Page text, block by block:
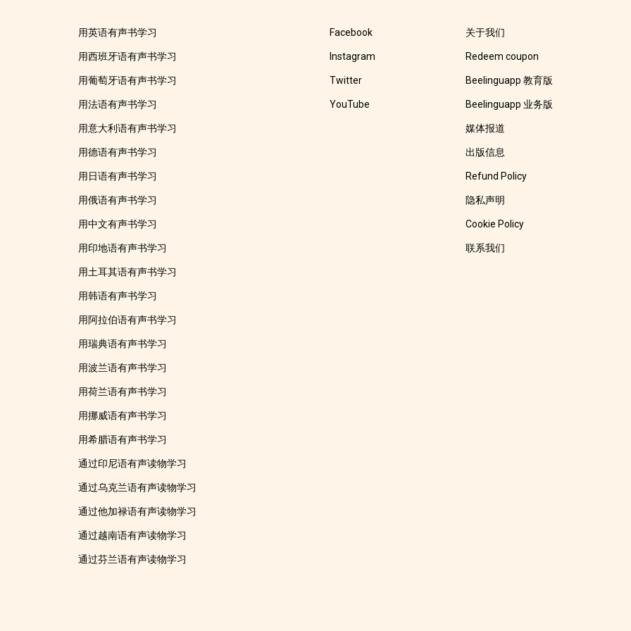
用英语有声书学习
用西班牙语有声书学习
用葡萄牙语有声书学习
用法语有声书学习
用意大利语有声书学习
用德语有声书学习
用日语有声书学习
用俄语有声书学习
用中文有声书学习
用印地语有声书学习
用土耳其语有声书学习
用韩语有声书学习
用阿拉伯语有声书学习
用瑞典语有声书学习
用波兰语有声书学习
用荷兰语有声书学习
用挪威语有声书学习
用希腊语有声书学习
通过印尼语有声读物学习
通过乌克兰语有声读物学习
通过他加禄语有声读物学习
通过越南语有声读物学习
通过芬兰语有声读物学习
Facebook
Instagram
Twitter
YouTube
关于我们
Redeem coupon
Beelinguapp 教育版
Beelinguapp 业务版
媒体报道
出版信息
Refund Policy
隐私声明
Cookie Policy
联系我们